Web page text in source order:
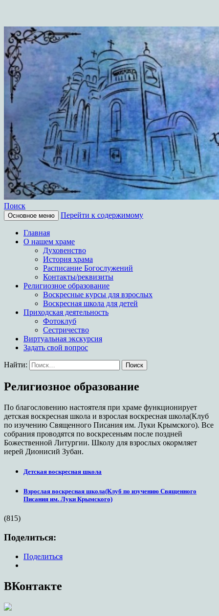
Храм в честь иконы
Богородицы Целительница
Поиск
Основное меню Перейти к содержимому
Главная
О нашем храме
Духовенство
История храма
Расписание Богослужений
Контакты/реквизиты
Религиозное образование
Воскресные курсы для взрослых
Воскресная школа для детей
Приходская деятельность
Фотоклуб
Сестричество
Виртуальная экскурсия
Задать свой вопрос
Найти:
Религиозное образование
По благословению настоятеля при храме функционирует
детская воскресная школа и взрослая воскресная школа(Клуб
по изучению Священного Писания им. Луки Крымского). Все
собрания проводятся по воскресеньям после поздней
Божественной Литургии. Школу для взрослых окормляет
иерей Дионисий Зубан.
Детская воскресная школа
Взрослая воскресная школа(Клуб по изучению Священного
Писания им. Луки Крымского)
(815)
Поделиться:
Поделиться
ВКонтакте